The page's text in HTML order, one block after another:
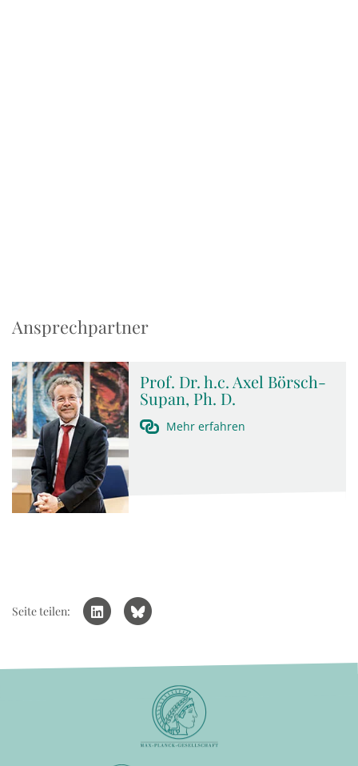
Ansprechpartner
Prof. Dr. h.c. Axel Börsch-
Supan, Ph. D.
Mehr erfahren
Seite teilen: